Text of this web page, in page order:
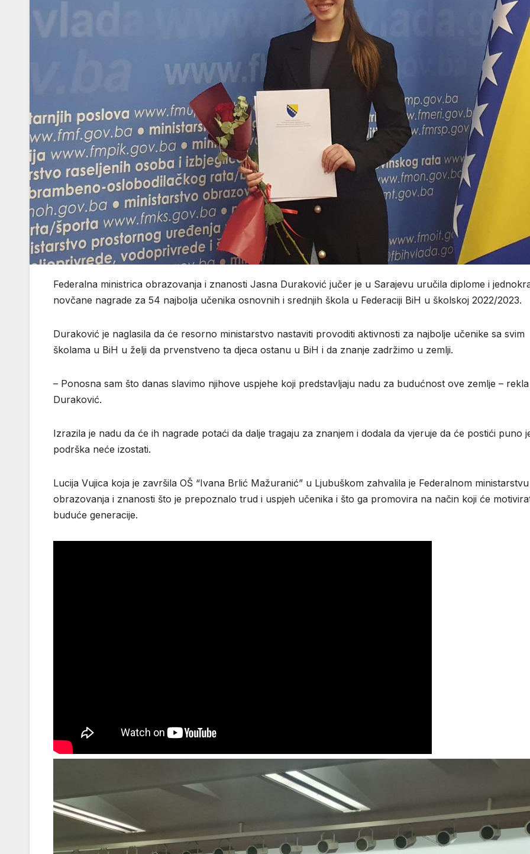
Federalna ministrica obrazovanja i znanosti Jasna Duraković jučer je u Sarajevu uručila diplome i
novčane nagrade za 54 najbolja učenika osnovnih i srednjih škola u Federaciji BiH u školskoj 2022/2023.
Duraković je naglasila da će resorno ministarstvo nastaviti provoditi aktivnosti za najbolje učenike sa svim
školama u BiH u želji da prvenstveno ta djeca ostanu u BiH i da znanje zadržimo u zemlji.
– Ponosna sam što danas slavimo njihove uspjehe koji predstavljaju nadu za budućnost ove zemlje –
Duraković.
Izrazila je nadu da će ih nagrade potaći da dalje tragaju za znanjem i dodala da vjeruje da će postići puno
podrška neće izostati.
Lucija Vujica koja je završila OŠ “Ivana Brlić Mažuranić” u Ljubuškom zahvalila je Federalnom ministarstvu
obrazovanja i znanosti što je prepoznalo trud i uspjeh učenika i što ga promovira na način koji će
buduće generacije.